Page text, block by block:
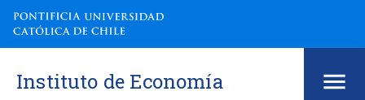
Instituto de Economía